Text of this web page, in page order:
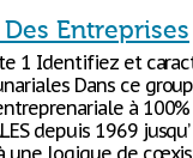
Entreprises
1 Identifiez et
Dans ce
à
depuis 1969
une logique de